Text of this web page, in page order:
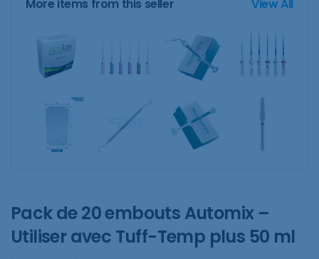
More items from this seller View All
Pack de 20 embouts Automix –
Utiliser avec Tuff-Temp plus 50 ml